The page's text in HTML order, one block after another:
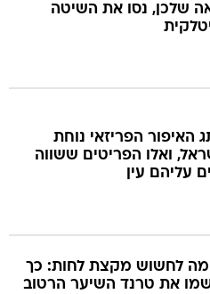
שלכן, נסו את השיטה
האיפור הפריזאי נוחת
ואלו הפריטים ששווה
עליהם עין
מה לחשוש מקצת לחות: כך
את טרנד השיער הרטוב